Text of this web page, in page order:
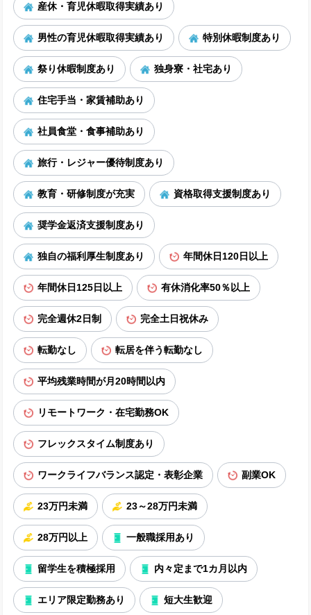
産休・育児休暇取得実績あり
男性の育児休暇取得実績あり 特別休暇制度あり
祭り休暇制度あり 独身寮・社宅あり
住宅手当・家賃補助あり
社員食堂・食事補助あり
旅行・レジャー優待制度あり
教育・研修制度が充実 資格取得支援制度あり
奨学金返済支援制度あり
独自の福利厚生制度あり 年間休日120日以上
年間休日125日以上 有休消化率50％以上
完全週休2日制 完全土日祝休み
転勤なし 転居を伴う転勤なし
平均残業時間が月20時間以内
リモートワーク・在宅勤務OK
フレックスタイム制度あり
ワークライフバランス認定・表彰企業 副業OK
23万円未満 23～28万円未満
28万円以上 一般職採用あり
留学生を積極採用 内々定まで1カ月以内
エリア限定勤務あり 短大生歓迎